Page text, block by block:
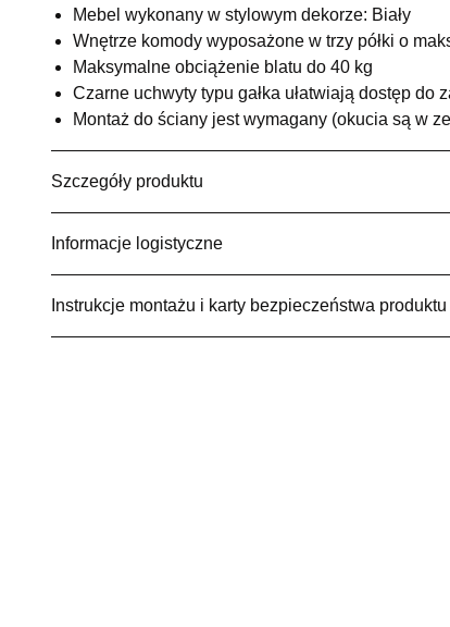
Mebel wykonany w stylowym dekorze: Biały
Wnętrze komody wyposażone w trzy półki o
Maksymalne obciążenie blatu do 40 kg
Czarne uchwyty typu gałka ułatwiają dostęp do
Montaż do ściany jest wymagany (okucia są w
Szczegóły produktu
Informacje logistyczne
Instrukcje montażu i karty bezpieczeństwa produktu